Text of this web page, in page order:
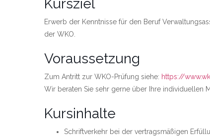
Kursziel
Erwerb der Kenntnisse für den Beruf
der WKO.
Voraussetzung
Zum Antritt zur WKO-Prüfung siehe: https://
Wir beraten Sie sehr gerne über Ihre individuellen
Kursinhalte
Schriftverkehr bei der vertragsmäßigen